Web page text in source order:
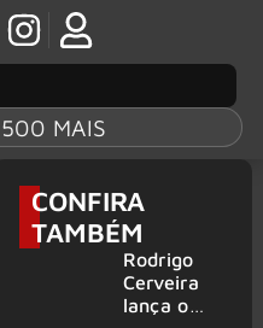
MAIS
CONFIRA
TAMBÉM
Rodrigo
Cerveira
lança o